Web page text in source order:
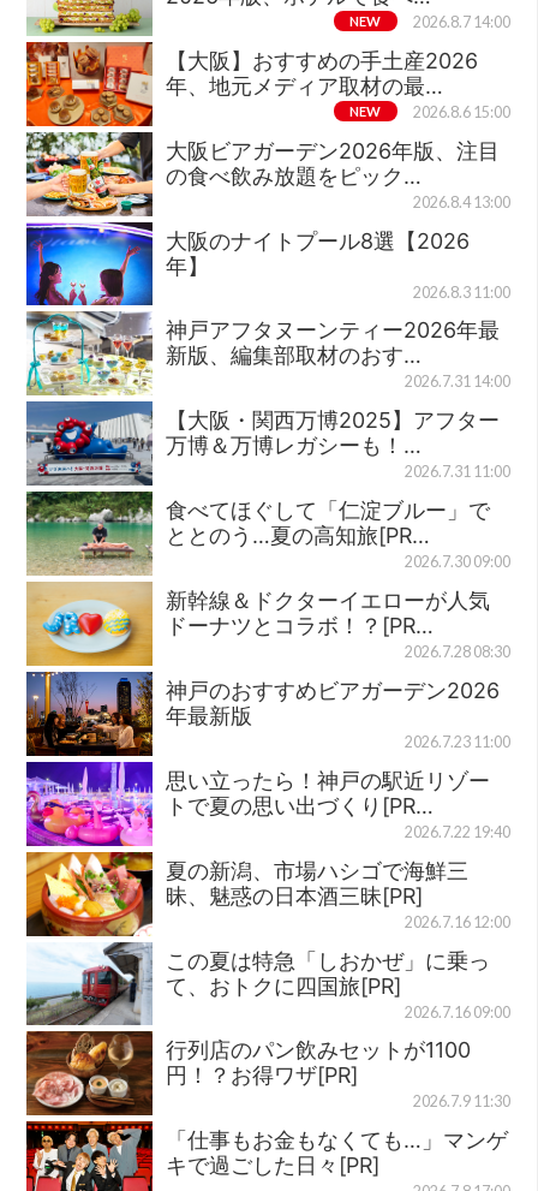
NEW 2026.8.7 14:00
【大阪】おすすめの手土産2026
年、地元メディア取材の最…
NEW 2026.8.6 15:00
大阪ビアガーデン2026年版、注目
の食べ飲み放題をピック…
2026.8.4 13:00
大阪のナイトプール8選【2026
年】
2026.8.3 11:00
神戸アフタヌーンティー2026年最
新版、編集部取材のおす…
2026.7.31 14:00
【大阪・関西万博2025】アフター
万博＆万博レガシーも！…
2026.7.31 11:00
食べてほぐして「仁淀ブルー」で
ととのう…夏の高知旅[PR…
2026.7.30 09:00
新幹線＆ドクターイエローが人気
ドーナツとコラボ！？[PR…
2026.7.28 08:30
神戸のおすすめビアガーデン2026
年最新版
2026.7.23 11:00
思い立ったら！神戸の駅近リゾー
トで夏の思い出づくり[PR…
2026.7.22 19:40
夏の新潟、市場ハシゴで海鮮三
昧、魅惑の日本酒三昧[PR]
2026.7.16 12:00
この夏は特急「しおかぜ」に乗っ
て、おトクに四国旅[PR]
2026.7.16 09:00
行列店のパン飲みセットが1100
円！？お得ワザ[PR]
2026.7.9 11:30
「仕事もお金もなくても…」マンゲ
キで過ごした日々[PR]